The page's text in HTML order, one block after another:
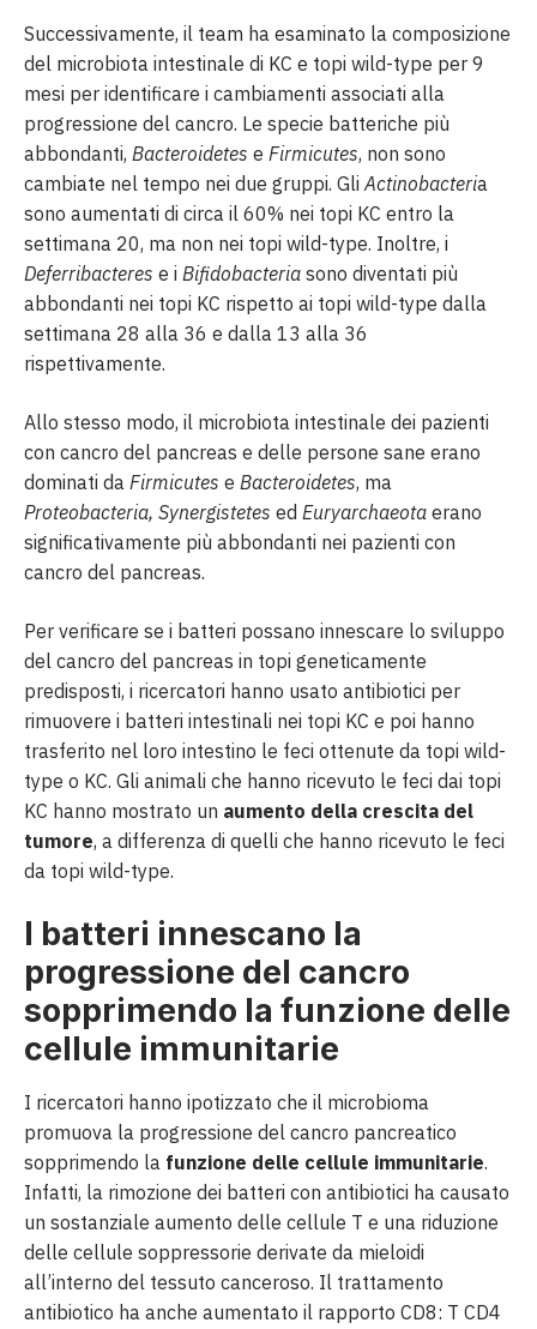
Successivamente, il team ha esaminato la composizione
del microbiota intestinale di KC e topi wild-type per 9
mesi per identificare i cambiamenti associati alla
progressione del cancro. Le specie batteriche più
abbondanti, Bacteroidetes e Firmicutes, non sono
cambiate nel tempo nei due gruppi. GliActinobacteria
sono aumentati di circa il 60% nei topi KC entro la
settimana 20, ma non nei topi wild-type. Inoltre, i
Deferribacteres e i Bifidobacteria sono diventati più
abbondanti nei topi KC rispetto ai topi wild-type dalla
settimana 28 alla 36 e dalla 13 alla 36
rispettivamente.
Allo stesso modo, il microbiota intestinale dei pazienti
con cancro del pancreas e delle persone sane erano
dominati da Firmicutes e Bacteroidetes, ma
Proteobacteria, Synergistetes ed Euryarchaeota erano
significativamente più abbondanti nei pazienti con
cancro del pancreas.
Per verificare se i batteri possano innescare lo sviluppo
del cancro del pancreas in topi geneticamente
predisposti, i ricercatori hanno usato antibiotici per
rimuovere i batteri intestinali nei topi KC e poi hanno
trasferito nel loro intestino le feci ottenute da topi wild-
type o KC. Gli animali che hanno ricevuto le feci dai topi
KC hanno mostrato un aumento della crescita del
tumore, a differenza di quelli che hanno ricevuto le feci
da topi wild-type.
I batteri innescano la
progressione del cancro
sopprimendo la funzione delle
cellule immunitarie
I ricercatori hanno ipotizzato che il microbioma
promuova la progressione del cancro pancreatico
sopprimendo la funzione delle cellule immunitarie.
Infatti, la rimozione dei batteri con antibiotici ha causato
un sostanziale aumento delle cellule T e una riduzione
delle cellule soppressorie derivate da mieloidi
all’interno del tessuto canceroso. Il trattamento
antibiotico ha anche aumentato il rapporto CD8: T CD4